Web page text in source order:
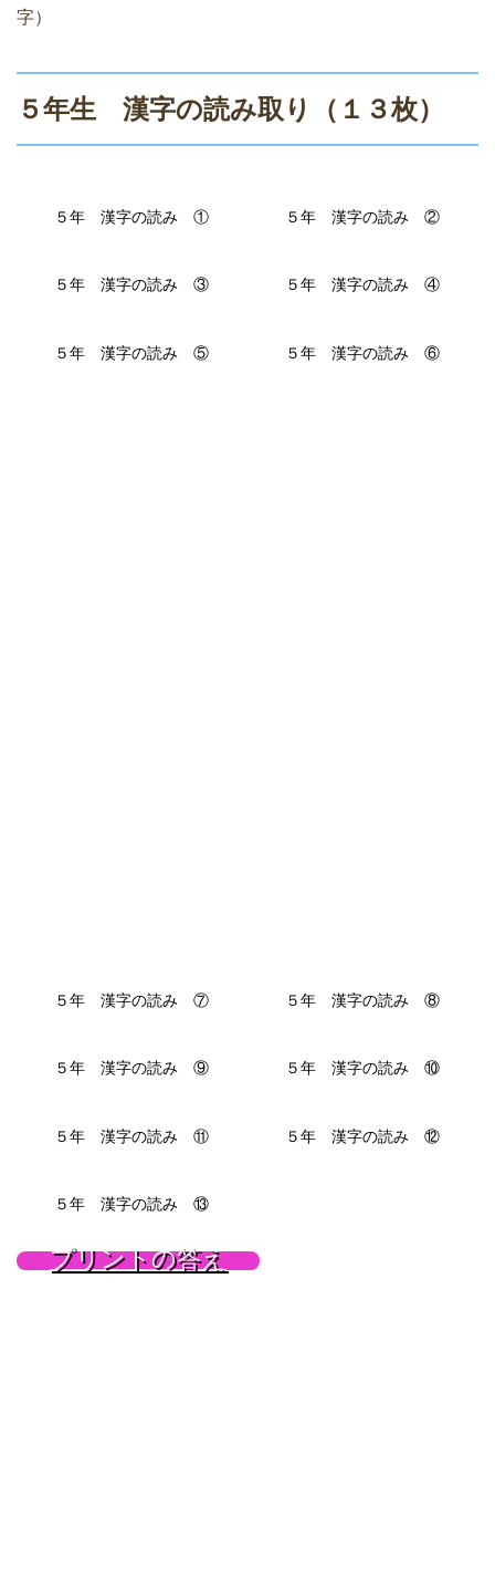
字）
５年生 漢字の読み取り（１３枚）
５年 漢字の読み ① ５年 漢字の読み ②
５年 漢字の読み ③ ５年 漢字の読み ④
５年 漢字の読み ⑤ ５年 漢字の読み ⑥
５年 漢字の読み ⑦ ５年 漢字の読み ⑧
５年 漢字の読み ⑨ ５年 漢字の読み ⑩
５年 漢字の読み ⑪ ５年 漢字の読み ⑫
５年 漢字の読み ⑬
プリントの答え